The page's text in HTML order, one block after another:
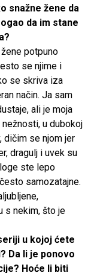
snažne žene da
da im stane
potpuno
se njime i
se skriva iza
način. Ja sam
ali je moja
u dubokoj
dičim se njom jer
dragulj i uvek su
ste lepo
samozatajne.
s nekim, što je
u kojoj ćete
Da li je ponovo
Hoće li biti